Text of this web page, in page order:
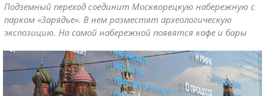
Подземный переход соединит Москворецкую набережную с
парком «Зарядье». В нем разместят археологическую
экспозицию. На самой набережной появятся кафе и бары